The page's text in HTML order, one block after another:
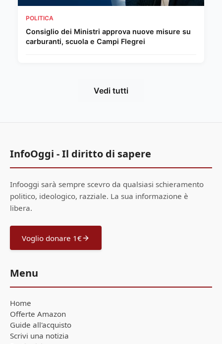
POLITICA
Consiglio dei Ministri approva nuove misure su
carburanti, scuola e Campi Flegrei
Vedi tutti
InfoOggi - Il diritto di sapere
Infooggi sarà sempre scevro da qualsiasi schieramento
politico, ideologico, razziale. La sua informazione è
libera.
Voglio donare 1€
Menu
Home
Offerte Amazon
Guide all'acquisto
Scrivi una notizia